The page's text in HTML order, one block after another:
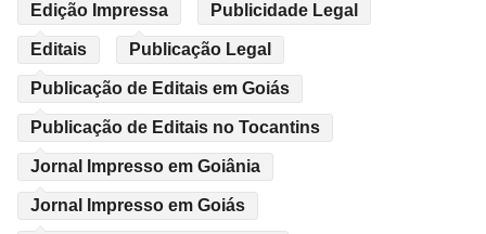
Edição Impressa Publicidade Legal
Editais Publicação Legal
Publicação de Editais em Goiás
Publicação de Editais no Tocantins
Jornal Impresso em Goiânia
Jornal Impresso em Goiás